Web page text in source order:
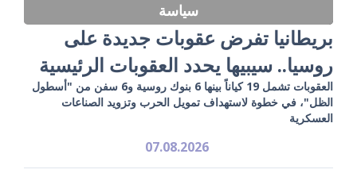
سياسة
بريطانيا تفرض عقوبات جديدة على
روسيا.. سيبيها يحدد العقوبات الرئيسية
العقوبات تشمل 19 كياناً بينها 6 بنوك روسية و6 سفن من "أسطول
الظل"، في خطوة لاستهداف تمويل الحرب وتزويد الصناعات
العسكرية
07.08.2026